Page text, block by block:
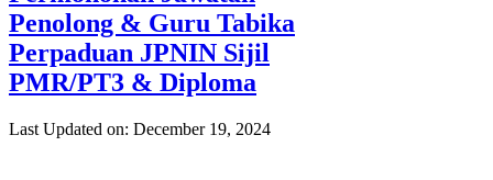
Penolong & Guru Tabika
Perpaduan JPNIN Sijil
PMR/PT3 & Diploma
Last Updated on: December 19, 2024